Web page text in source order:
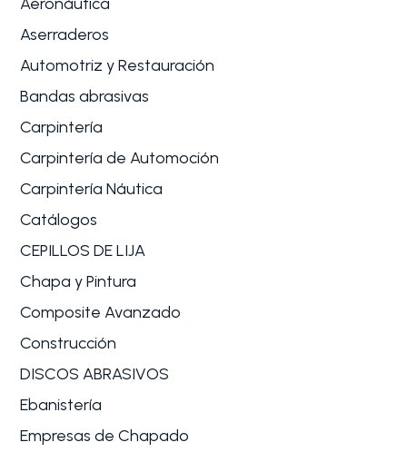
Aserraderos
Automotriz y Restauración
Bandas abrasivas
Carpintería
Carpintería de Automoción
Carpintería Náutica
Catálogos
CEPILLOS DE LIJA
Chapa y Pintura
Composite Avanzado
Construcción
DISCOS ABRASIVOS
Ebanistería
Empresas de Chapado